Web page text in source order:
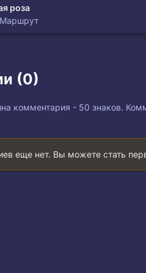
роза
(0)
комментария - 50 знаков.
еще нет. Вы можете стать